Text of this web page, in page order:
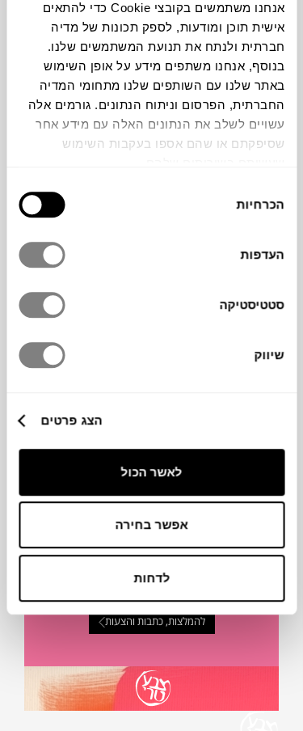
אנחנו משתמשים בקובצי Cookie כדי להתאים
אישית תוכן ומודעות, לספק תכונות של מדיה
חברתית ולנתח את תנועת המשתמשים שלנו.
בנוסף, אנחנו משתפים מידע על אופן השימוש
באתר שלנו עם השותפים שלנו מתחומי המדיה
החברתית, הפרסום וניתוח הנתונים. גורמים אלה
עשויים לשלב את הנתונים האלה עם מידע אחר
שסיפקתם או שהם אספו בעקבות השימוש
הסכמה
הכרחיות
העדפות
סטטיסטיקה
שיווק
הצג פרטים
לאשר הכול
אפשר בחירה
לדחות
להדמיית AI Design
תוכלו למצוא אותי ב:
ביצירתה האמנית תמי ענבר שטריתמשתמשת
משיכת מכחול לצילום רגע שקפא על משטח
מידות
אמנות מבית צבע טרי
להמלצות, כתבות והצעות